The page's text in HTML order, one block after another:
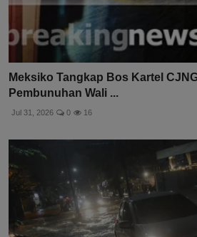
Meksiko Tangkap Bos Kartel
Pembunuhan Wali ...
Jul 31, 2026 0 16